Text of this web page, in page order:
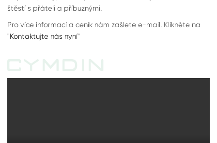
štěstí s přáteli a příbuznými.
Pro více informací a ceník nám zašlete e-mail. Klikněte na
"Kontaktujte nás nyní"
CYMDIN